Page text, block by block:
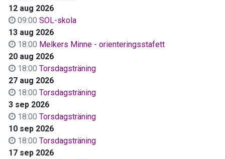
12 aug 2026
09:00 SOL-skola
13 aug 2026
18:00 Melkers Minne - orienteringsstafett
20 aug 2026
18:00 Torsdagsträning
27 aug 2026
18:00 Torsdagsträning
3 sep 2026
18:00 Torsdagsträning
10 sep 2026
18:00 Torsdagsträning
17 sep 2026